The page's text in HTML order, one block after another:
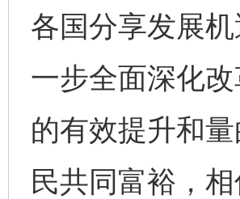
各国分享发展
一步全面深化
的有效提升和
民共同富裕，